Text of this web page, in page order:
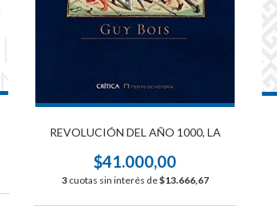
REVOLUCIÓN DEL AÑO 1000, LA
$41.000,00
3 cuotas sin interés de$13.666,67